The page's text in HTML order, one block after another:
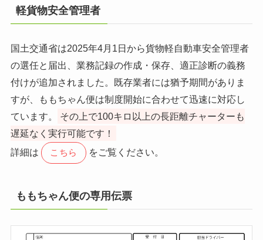
軽貨物安全管理者
国土交通省は2025年4月1日から貨物軽自動車安全管理者
の選任と届出、業務記録の作成・保存、適正診断の義務
付けが追加されました。既存業者には猶予期間がありま
すが、ももちゃん便は制度開始に合わせて迅速に対応し
ています。
その上で100キロ以上の長距離チャーターも
遅延なく実行可能です！
詳細は
こちら をご覧ください。
ももちゃん便の専用伝票